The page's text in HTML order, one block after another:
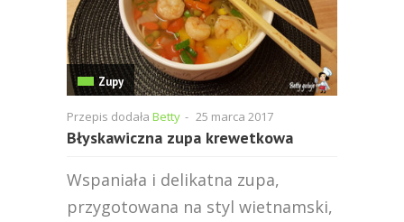
Zupy
Przepis dodała Betty - 25 marca 2017
Błyskawiczna zupa krewetkowa
Wspaniała i delikatna zupa,
przygotowana na styl wietnamski,